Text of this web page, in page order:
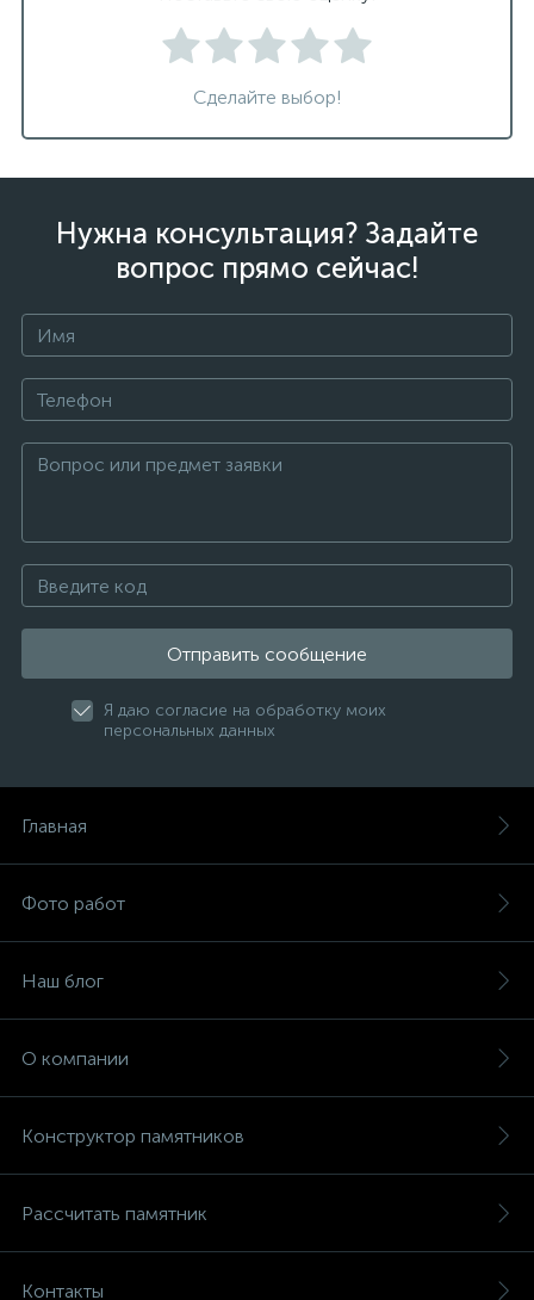
Сделайте выбор!
Нужна консультация? Задайте
вопрос прямо сейчас!
Отправить сообщение
Я даю согласие на обработку моих
персональных данных
Главная
Фото работ
Наш блог
О компании
Конструктор памятников
Рассчитать памятник
Контакты